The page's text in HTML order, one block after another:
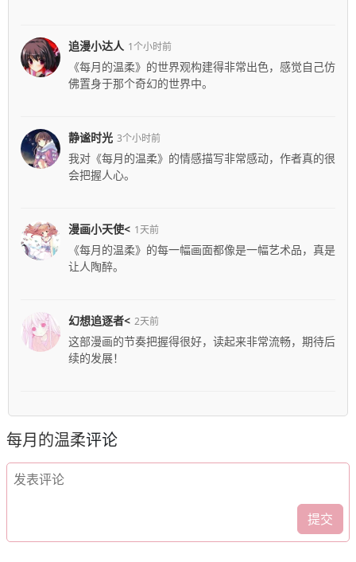
追漫小达人 1个小时前
《每月的温柔》的世界观构建得非常出色，感觉自己仿
佛置身于那个奇幻的世界中。
静谧时光 3个小时前
我对《每月的温柔》的情感描写非常感动，作者真的很
会把握人心。
漫画小天使< 1天前
《每月的温柔》的每一幅画面都像是一幅艺术品，真是
让人陶醉。
幻想追逐者< 2天前
这部漫画的节奏把握得很好，读起来非常流畅，期待后
续的发展！
每月的温柔评论
提交